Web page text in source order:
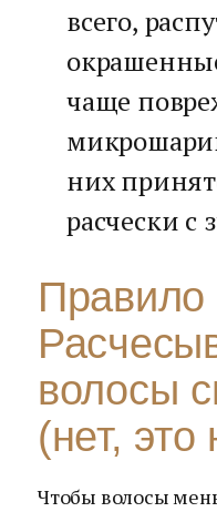
всего,
чаще
них
расчески с
волосы
(нет, это
Чтобы волосы